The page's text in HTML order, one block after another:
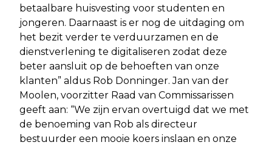
betaalbare huisvesting voor studenten en
jongeren. Daarnaast is er nog de uitdaging om
het bezit verder te verduurzamen en de
dienstverlening te digitaliseren zodat deze
beter aansluit op de behoeften van onze
klanten” aldus Rob Donninger. Jan van der
Moolen, voorzitter Raad van Commissarissen
geeft aan: “We zijn ervan overtuigd dat we met
de benoeming van Rob als directeur
bestuurder een mooie koers inslaan en onze